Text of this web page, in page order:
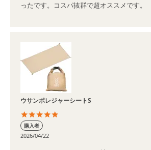
ったです。コスパ抜群で超オススメです。
ウサンポレジャーシートS
購入者
2026/04/22